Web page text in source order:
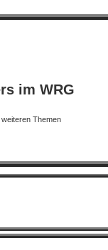
im WRG
Themen